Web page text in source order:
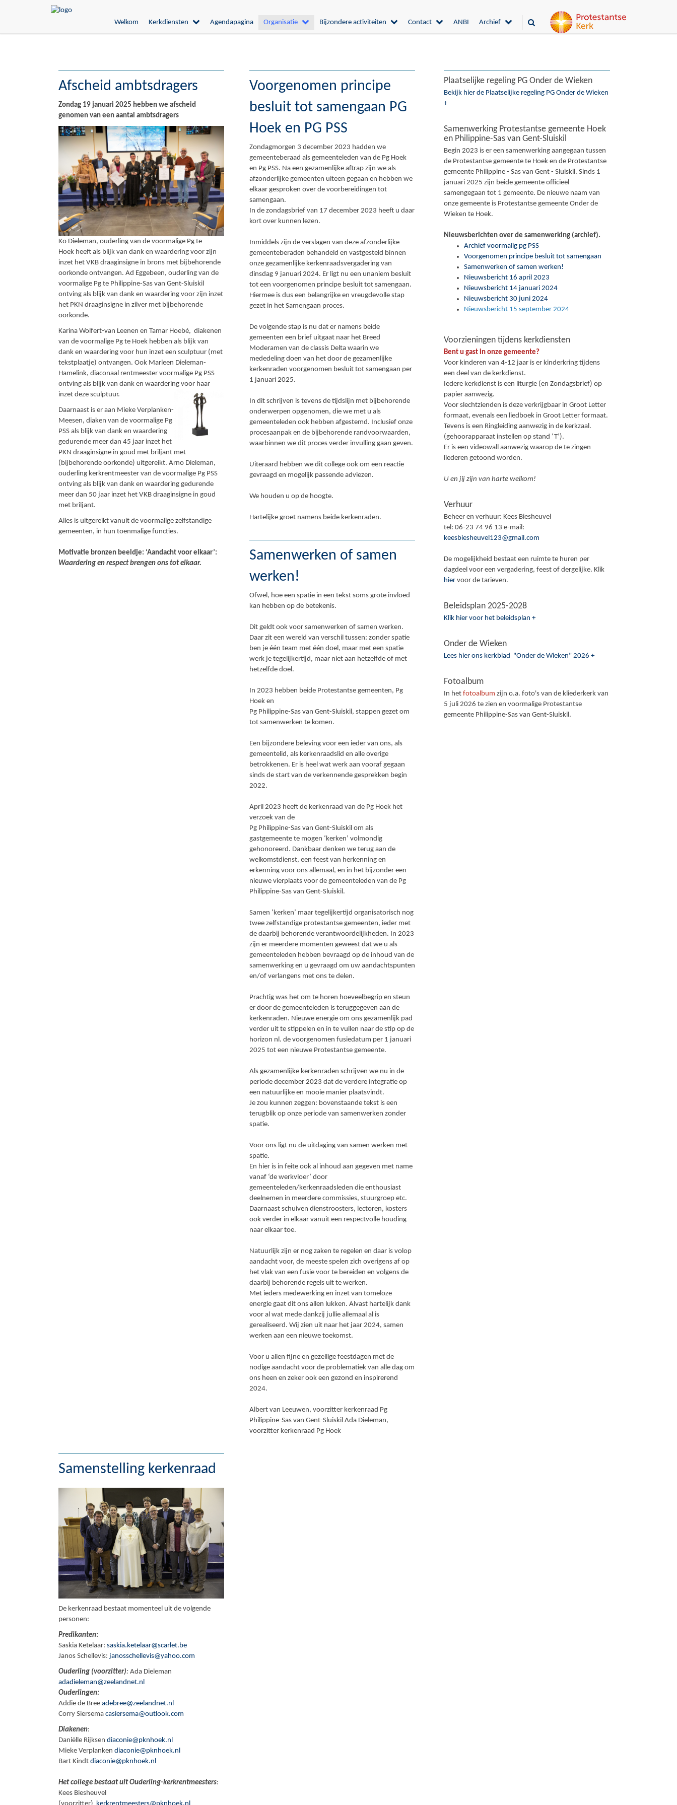
Welkom Kerkdiensten Agendapagina Organisatie Bijzondere activiteiten Contact ANBI Archief
Afscheid ambtsdragers
Zondag 19 januari 2025 hebben we afscheid
genomen van een aantal ambtsdragers
Ko Dieleman, ouderling van de voormalige Pg te
Hoek heeft als blijk van dank en waardering voor zijn
inzet het VKB draaginsigne in brons met bijbehorende
oorkonde ontvangen. Ad Eggebeen, ouderling van de
voormalige Pg te Philippine-Sas van Gent-Sluiskil
ontving als blijk van dank en waardering voor zijn inzet
het PKN draaginsigne in zilver met bijbehorende
oorkonde.
Karina Wolfert-van Leenen en Tamar Hoebé, diakenen
van de voormalige Pg te Hoek hebben als blijk van
dank en waardering voor hun inzet een sculptuur (met
tekstplaatje) ontvangen. Ook Marleen Dieleman-
Hamelink, diaconaal rentmeester voormalige Pg PSS
ontving als blijk van dank en waardering voor haar
inzet deze sculptuur.
Daarnaast is er aan Mieke Verplanken-
Meesen, diaken van de voormalige Pg
PSS als blijk van dank en waardering
gedurende meer dan 45 jaar inzet het
PKN draaginsigne in goud met briljant met
(bijbehorende oorkonde) uitgereikt. Arno Dieleman,
ouderling kerkrentmeester van de voormalige Pg PSS
ontving als blijk van dank en waardering gedurende
meer dan 50 jaar inzet het VKB draaginsigne in goud
met briljant.
Alles is uitgereikt vanuit de voormalige zelfstandige
gemeenten, in hun toenmalige functies.
Motivatie bronzen beeldje: ‘Aandacht voor elkaar’:
Waardering en respect brengen ons tot elkaar.
Voorgenomen principe
besluit tot samengaan PG
Hoek en PG PSS
Zondagmorgen 3 december 2023 hadden we
gemeenteberaad als gemeenteleden van de Pg Hoek
en Pg PSS. Na een gezamenlijke aftrap zijn we als
afzonderlijke gemeenten uiteen gegaan en hebben we
elkaar gesproken over de voorbereidingen tot
samengaan.
In de zondagsbrief van 17 december 2023 heeft u daar
kort over kunnen lezen.
Inmiddels zijn de verslagen van deze afzonderlijke
gemeenteberaden behandeld en vastgesteld binnen
onze gezamenlijke kerkenraadsvergadering van
dinsdag 9 januari 2024. Er ligt nu een unaniem besluit
tot een voorgenomen principe besluit tot samengaan.
Hiermee is dus een belangrijke en vreugdevolle stap
gezet in het Samengaan proces.
De volgende stap is nu dat er namens beide
gemeenten een brief uitgaat naar het Breed
Moderamen van de classis Delta waarin we
mededeling doen van het door de gezamenlijke
kerkenraden voorgenomen besluit tot samengaan per
1 januari 2025.
In dit schrijven is tevens de tijdslijn met bijbehorende
onderwerpen opgenomen, die we met u als
gemeenteleden ook hebben afgestemd. Inclusief onze
procesaanpak en de bijbehorende randvoorwaarden,
waarbinnen we dit proces verder invulling gaan geven.
Uiteraard hebben we dit college ook om een reactie
gevraagd en mogelijk passende adviezen.
We houden u op de hoogte.
Hartelijke groet namens beide kerkenraden.
Samenwerken of samen
werken!
Ofwel, hoe een spatie in een tekst soms grote invloed
kan hebben op de betekenis.
Dit geldt ook voor samenwerken of samen werken.
Daar zit een wereld van verschil tussen: zonder spatie
ben je één team met één doel, maar met een spatie
werk je tegelijkertijd, maar niet aan hetzelfde of met
hetzelfde doel.
In 2023 hebben beide Protestantse gemeenten, Pg
Hoek en
Pg Philippine-Sas van Gent-Sluiskil, stappen gezet om
tot samenwerken te komen.
Een bijzondere beleving voor een ieder van ons, als
gemeentelid, als kerkenraadslid en alle overige
betrokkenen. Er is heel wat werk aan vooraf gegaan
sinds de start van de verkennende gesprekken begin
2022.
April 2023 heeft de kerkenraad van de Pg Hoek het
verzoek van de
Pg Philippine-Sas van Gent-Sluiskil om als
gastgemeente te mogen ‘kerken’ volmondig
gehonoreerd. Dankbaar denken we terug aan de
welkomstdienst, een feest van herkenning en
erkenning voor ons allemaal, en in het bijzonder een
nieuwe vierplaats voor de gemeenteleden van de Pg
Philippine-Sas van Gent-Sluiskil.
Samen ‘kerken’ maar tegelijkertijd organisatorisch nog
twee zelfstandige protestantse gemeenten, ieder met
de daarbij behorende verantwoordelijkheden. In 2023
zijn er meerdere momenten geweest dat we u als
gemeenteleden hebben bevraagd op de inhoud van de
samenwerking en u gevraagd om uw aandachtspunten
en/of verlangens met ons te delen.
Prachtig was het om te horen hoeveelbegrip en steun
er door de gemeenteleden is teruggegeven aan de
kerkenraden. Nieuwe energie om ons gezamenlijk pad
verder uit te stippelen en in te vullen naar de stip op de
horizon nl. de voorgenomen fusiedatum per 1 januari
2025 tot een nieuwe Protestantse gemeente.
Als gezamenlijke kerkenraden schrijven we nu in de
periode december 2023 dat de verdere integratie op
een natuurlijke en mooie manier plaatsvindt.
Je zou kunnen zeggen: bovenstaande tekst is een
terugblik op onze periode van samenwerken zonder
spatie.
Voor ons ligt nu de uitdaging van samen werken met
spatie.
En hier is in feite ook al inhoud aan gegeven met name
vanaf ‘de werkvloer’ door
gemeenteleden/kerkenraadsleden die enthousiast
deelnemen in meerdere commissies, stuurgroep etc.
Daarnaast schuiven dienstroosters, lectoren, kosters
ook verder in elkaar vanuit een respectvolle houding
naar elkaar toe.
Natuurlijk zijn er nog zaken te regelen en daar is volop
aandacht voor, de meeste spelen zich overigens af op
het vlak van een fusie voor te bereiden en volgens de
daarbij behorende regels uit te werken.
Met ieders medewerking en inzet van tomeloze
energie gaat dit ons allen lukken. Alvast hartelijk dank
voor al wat mede dankzij jullie allemaal al is
gerealiseerd. Wij zien uit naar het jaar 2024, samen
werken aan een nieuwe toekomst.
Voor u allen fijne en gezellige feestdagen met de
nodige aandacht voor de problematiek van alle dag om
ons heen en zeker ook een gezond en inspirerend
2024.
Albert van Leeuwen, voorzitter kerkenraad Pg
Philippine-Sas van Gent-Sluiskil Ada Dieleman,
voorzitter kerkenraad Pg Hoek
Samenstelling kerkenraad
De kerkenraad bestaat momenteel uit de volgende
personen:
Predikanten:
Saskia Ketelaar: saskia.ketelaar@scarlet.be
Janos Schellevis: janosschellevis@yahoo.com
Ouderling (voorzitter): Ada Dieleman
adadieleman@zeelandnet.nl
Ouderlingen:
Addie de Bree adebree@zeelandnet.nl
Corry Siersema casiersema@outlook.com
Diakenen:
Daniëlle Rijksen diaconie@pknhoek.nl
Mieke Verplanken diaconie@pknhoek.nl
Bart Kindt diaconie@pknhoek.nl
Het college bestaat uit Ouderling-kerkrentmeesters:
Kees Biesheuvel
Plaatselijke regeling PG Onder de Wieken
Bekijk hier de Plaatselijke regeling PG Onder de Wieken
+
Samenwerking Protestantse gemeente Hoek
en Philippine-Sas van Gent-Sluiskil
Begin 2023 is er een samenwerking aangegaan tussen
de Protestantse gemeente te Hoek en de Protestantse
gemeente Philippine - Sas van Gent - Sluiskil. Sinds 1
januari 2025 zijn beide gemeente officieël
samengegaan tot 1 gemeente. De nieuwe naam van
onze gemeente is Protestantse gemeente Onder de
Wieken te Hoek.
Nieuwsberichten over de samenwerking (archief).
Archief voormalig pg PSS
Voorgenomen principe besluit tot samengaan
Samenwerken of samen werken!
Nieuwsbericht 16 april 2023
Nieuwsbericht 14 januari 2024
Nieuwsbericht 30 juni 2024
Nieuwsbericht 15 september 2024
Voorzieningen tijdens kerkdiensten
Bent u gast in onze gemeente?
Voor kinderen van 4-12 jaar is er kinderkring tijdens
een deel van de kerkdienst.
Iedere kerkdienst is een liturgie (en Zondagsbrief) op
papier aanwezig.
Voor slechtzienden is deze verkrijgbaar in Groot Letter
formaat, evenals een liedboek in Groot Letter formaat.
Tevens is een Ringleiding aanwezig in de kerkzaal.
(gehoorapparaat instellen op stand ‘T’).
Er is een videowall aanwezig waarop de te zingen
liederen getoond worden.
U en jij zijn van harte welkom!
Verhuur
Beheer en verhuur: Kees Biesheuvel
tel: 06-23 74 96 13 e-mail:
keesbiesheuvel123@gmail.com
De mogelijkheid bestaat een ruimte te huren per
dagdeel voor een vergadering, feest of dergelijke. Klik
hier voor de tarieven.
Beleidsplan 2025-2028
Klik hier voor het beleidsplan +
Onder de Wieken
Lees hier ons kerkblad "Onder de Wieken" 2026 +
Fotoalbum
In hetfotoalbum zijn o.a. foto's van de kliederkerk van
5 juli 2026 te zien en voormalige Protestantse
gemeente Philippine-Sas van Gent-Sluiskil.